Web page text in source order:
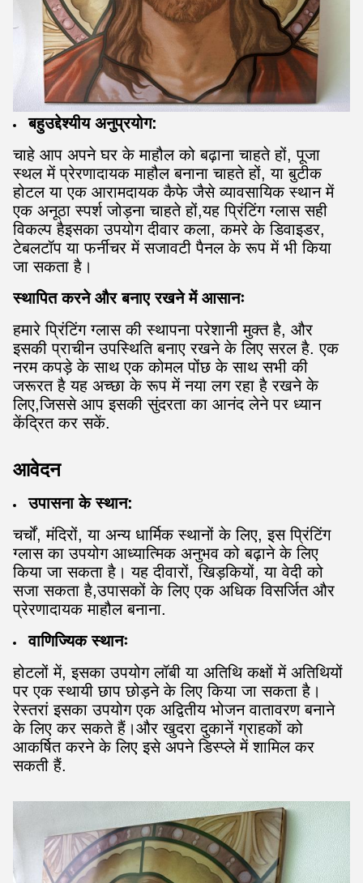
बहुउद्देश्यीय अनुप्रयोग:
चाहे आप अपने घर के माहौल को बढ़ाना चाहते हों, पूजा
स्थल में प्रेरणादायक माहौल बनाना चाहते हों, या बुटीक
होटल या एक आरामदायक कैफे जैसे व्यावसायिक स्थान में
एक अनूठा स्पर्श जोड़ना चाहते हों,यह प्रिंटिंग ग्लास सही
विकल्प हैइसका उपयोग दीवार कला, कमरे के डिवाइडर,
टेबलटॉप या फर्नीचर में सजावटी पैनल के रूप में भी किया
जा सकता है।
स्थापित करने और बनाए रखने में आसानः
हमारे प्रिंटिंग ग्लास की स्थापना परेशानी मुक्त है, और
इसकी प्राचीन उपस्थिति बनाए रखने के लिए सरल है. एक
नरम कपड़े के साथ एक कोमल पोंछ के साथ सभी की
जरूरत है यह अच्छा के रूप में नया लग रहा है रखने के
लिए,जिससे आप इसकी सुंदरता का आनंद लेने पर ध्यान
केंद्रित कर सकें.
आवेदन
उपासना के स्थान:
चर्चों, मंदिरों, या अन्य धार्मिक स्थानों के लिए, इस प्रिंटिंग
ग्लास का उपयोग आध्यात्मिक अनुभव को बढ़ाने के लिए
किया जा सकता है। यह दीवारों, खिड़कियों, या वेदी को
सजा सकता है,उपासकों के लिए एक अधिक विसर्जित और
प्रेरणादायक माहौल बनाना.
वाणिज्यिक स्थानः
होटलों में, इसका उपयोग लॉबी या अतिथि कक्षों में अतिथियों
पर एक स्थायी छाप छोड़ने के लिए किया जा सकता है।
रेस्तरां इसका उपयोग एक अद्वितीय भोजन वातावरण बनाने
के लिए कर सकते हैं।और खुदरा दुकानें ग्राहकों को
आकर्षित करने के लिए इसे अपने डिस्प्ले में शामिल कर
सकती हैं.